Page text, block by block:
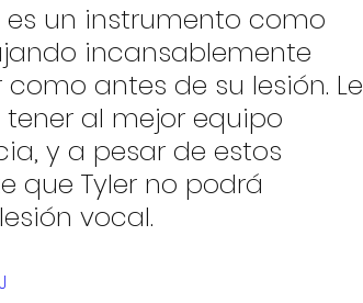
es un instrumento como
incansablemente
antes de su lesión. Le
al mejor equipo
y a pesar de estos
que Tyler no podrá
vocal.